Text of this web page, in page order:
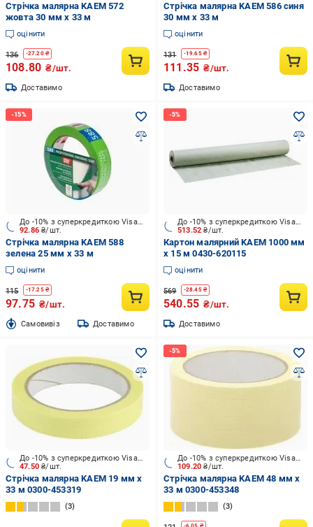
Стрічка малярна KAEM 572
жовта 30 мм x 33 м
оцінити
136 -27.20₴
108.80 ₴/шт.
Доставимо
Стрічка малярна KAEM 586 синя
30 мм x 33 м
оцінити
131 -19.65₴
111.35 ₴/шт.
Доставимо
92.86₴/шт.
До -10% з суперкредиткою Visa Вигода
Стрічка малярна KAEM 588
зелена 25 мм x 33 м
оцінити
115 -17.25₴
97.75 ₴/шт.
Cамовивіз Доставимо
513.52₴/шт.
До -10% з суперкредиткою Visa Вигода
Картон малярний KAEM 1000 мм
x 15 м 0430-620115
оцінити
569 -28.45₴
540.55 ₴/шт.
Доставимо
47.50₴/шт.
До -10% з суперкредиткою Visa Вигода
Стрічка малярна KAEM 19 мм x
33 м 0300-453319
3
109.20₴/шт.
До -10% з суперкредиткою Visa Вигода
Стрічка малярна KAEM 48 мм x
33 м 0300-453348
3